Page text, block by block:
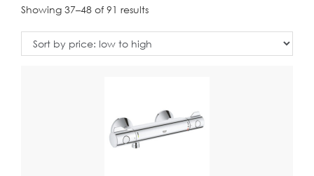
Showing 37–48 of 91 results